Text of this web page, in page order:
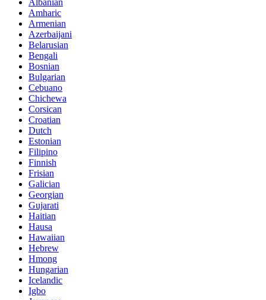
Albanian
Amharic
Armenian
Azerbaijani
Belarusian
Bengali
Bosnian
Bulgarian
Cebuano
Chichewa
Corsican
Croatian
Dutch
Estonian
Filipino
Finnish
Frisian
Galician
Georgian
Gujarati
Haitian
Hausa
Hawaiian
Hebrew
Hmong
Hungarian
Icelandic
Igbo